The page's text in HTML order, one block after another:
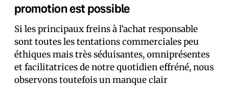
promotion est possible
Si les principaux freins à l’achat responsable
sont toutes les tentations commerciales peu
éthiques mais très séduisantes, omniprésentes
et facilitatrices de notre quotidien effréné, nous
observons toutefois un manque clair